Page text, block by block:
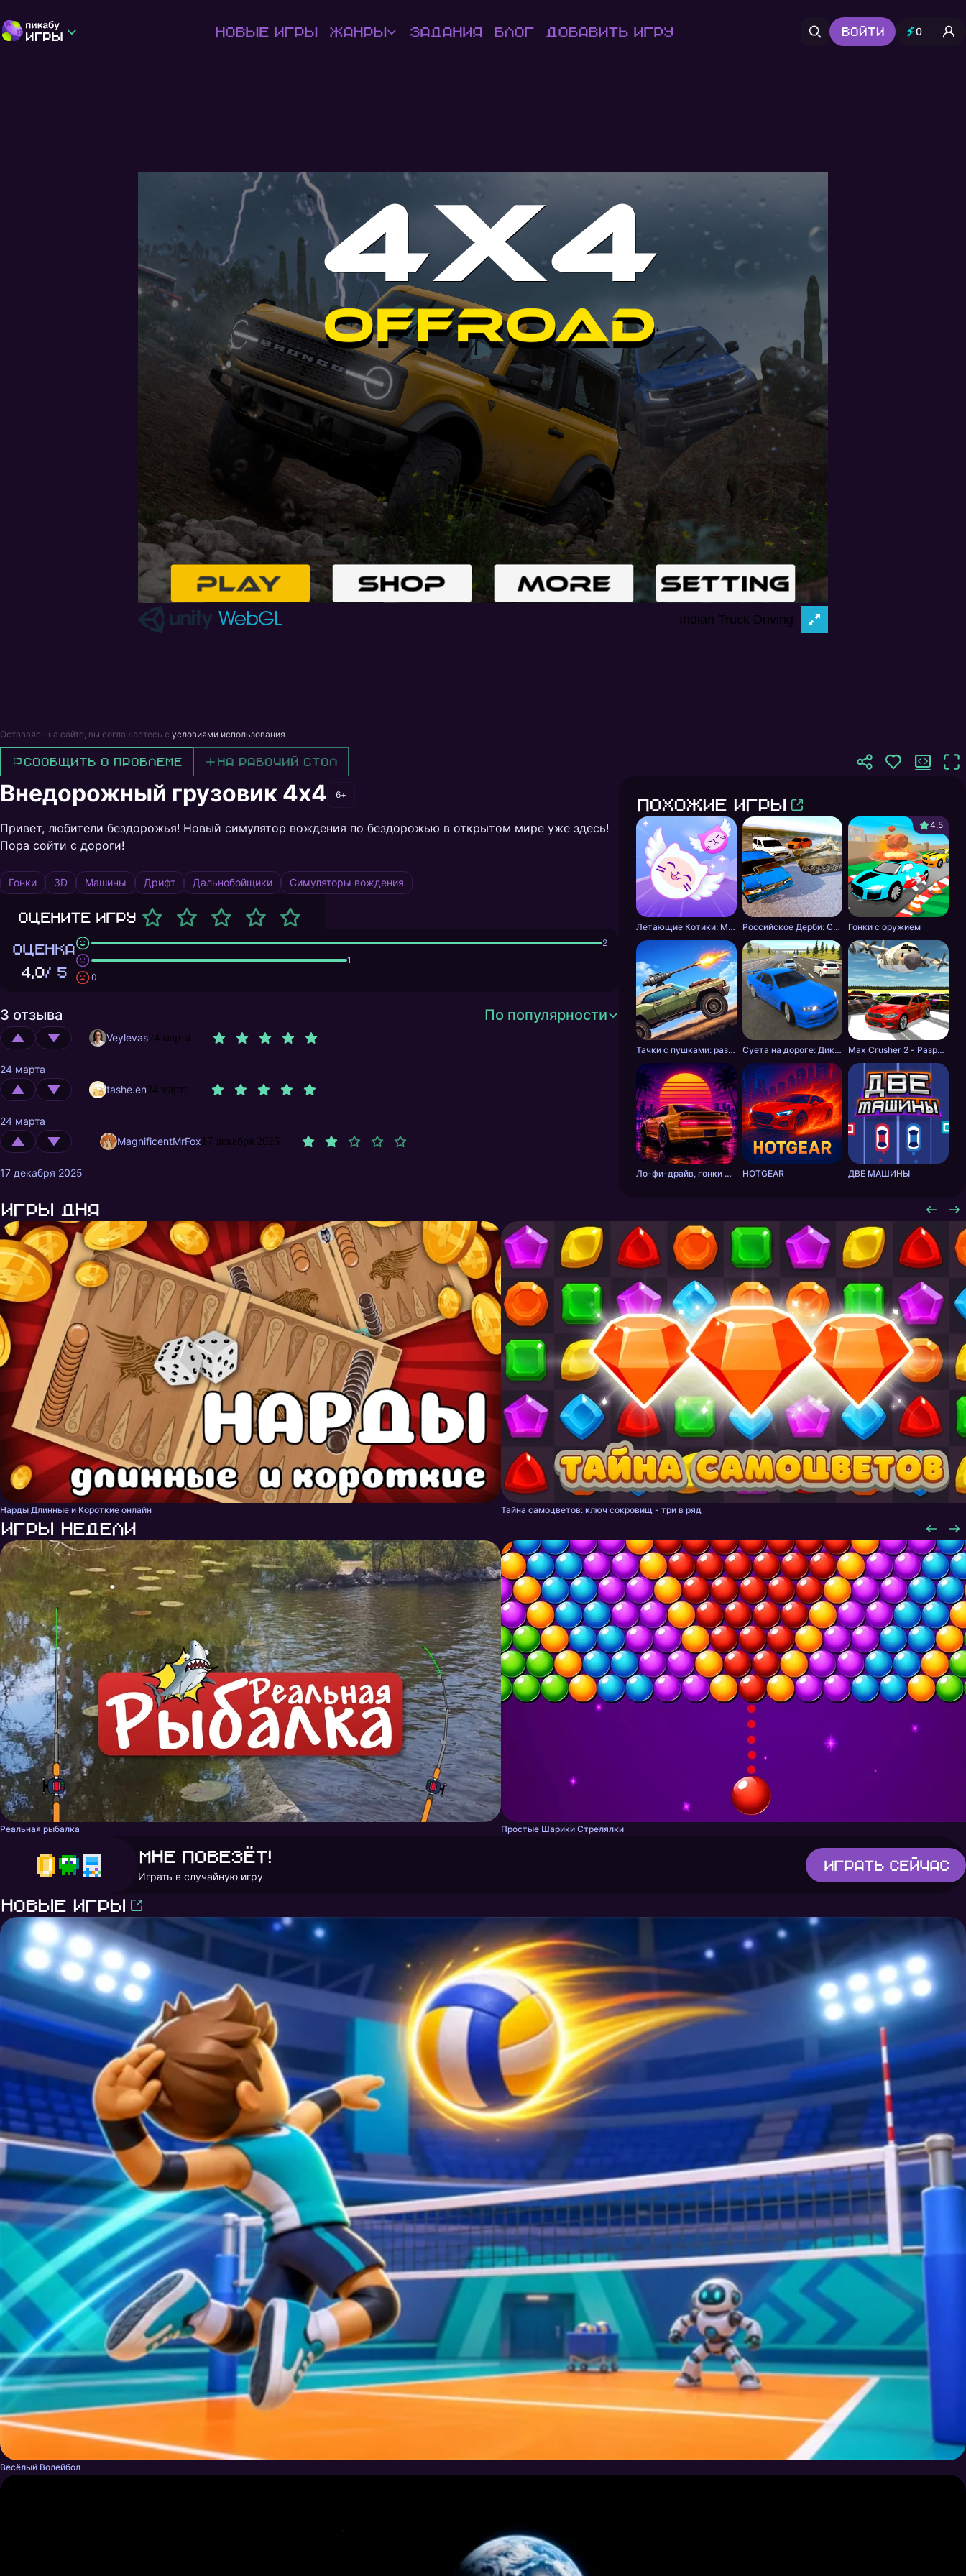
Новые игры Жанры Задания Блог Добавить игру Войти 0
Оставаясь на сайте, вы соглашаетесь с условиями использования
Сообщить о проблеме На рабочий стол
Внедорожный грузовик 4x4 6+
Привет, любители бездорожья! Новый симулятор вождения по бездорожью в открытом мире уже здесь!
Пора сойти с дороги!
Гонки 3D Машины Дрифт Дальнобойщики Симуляторы вождения
Оцените игру
ОЦЕНКА
4,0/ 5
2
1
0
3 отзыва По популярности
Veylevas24 марта
24 марта
tashe.en24 марта
24 марта
MagnificentMrFox 17 декабря 2025
17 декабря 2025
Похожие игры
Летающие Котики: Музыкальные Гонки! Российское Дерби: Столкновение
4,5
Гонки с оружием
Тачки с пушками: разборки в пустошах Суета на дороге: Дикие шашки Max Crusher 2 - Разрушения, Дрифт и Гонки!
Ло-фи-драйв, гонки на закате HOTGEAR ДВЕ МАШИНЫ
Игры дня
Нарды Длинные и Короткие онлайн Тайна самоцветов: ключ сокровищ - три в ряд
Игры недели
Реальная рыбалка Простые Шарики Стрелялки
Мне повезёт!
Играть в случайную игру
Играть сейчас
Новые игры
Весёлый Волейбол